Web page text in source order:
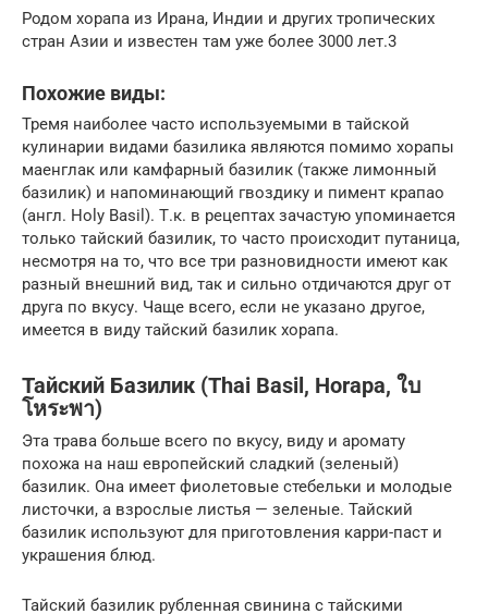
Родом хорапа из Ирана, Индии и других тропических
стран Азии и известен там уже более 3000 лет.3
Похожие виды:
Тремя наиболее часто используемыми в тайской
кулинарии видами базилика являются помимо хорапы
маенглак или камфарный базилик (также лимонный
базилик) и напоминающий гвоздику и пимент крапао
(англ. Holy Basil). Т.к. в рецептах зачастую упоминается
только тайский базилик, то часто происходит путаница,
несмотря на то, что все три разновидности имеют как
разный внешний вид, так и сильно отдичаются друг от
друга по вкусу. Чаще всего, если не указано другое,
имеется в виду тайский базилик хорапа.
Тайский Базилик (Thai Basil, Horapa, ใบ
โหระพา)
Эта трава больше всего по вкусу, виду и аромату
похожа на наш европейский сладкий (зеленый)
базилик. Она имеет фиолетовые стебельки и молодые
листочки, а взрослые листья — зеленые. Тайский
базилик используют для приготовления карри-паст и
украшения блюд.
Тайский базилик рубленная свинина с тайскими